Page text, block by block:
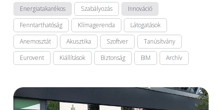
Energiatakarékos
Szabályozás
Innováció
Fenntarthatóság
Klímagerenda
Látogatások
Anemosztát
Akusztika Szoftver
Tanúsítvány
Eurovent
Kiállítások Biztonság BIM Archív